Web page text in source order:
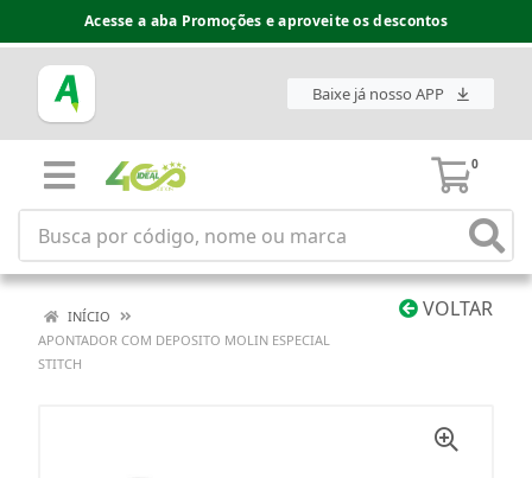
Acesse a aba Promoções e aproveite os descontos
Baixe já nosso APP
0
VOLTAR
INÍCIO
APONTADOR COM DEPOSITO MOLIN ESPECIAL
STITCH